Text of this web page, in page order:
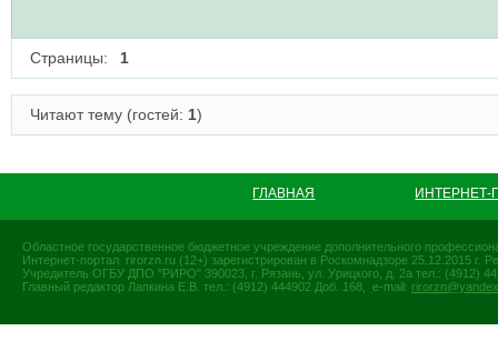
Страницы: 1
Читают тему (гостей: 1)
ГЛАВНАЯ
Областное государственное бюджетное учреждение дополнительного
Интернет-портал rirorzn.ru (12+) зарегистрирован в Роскомнадзоре 25.12.2015
Учредитель ОГБУ ДПО "РИРО" 390023, г. Рязань, ул. Урицкого, д. 2а тел.: (4912)
Главный редактор Лапкина Е.В. тел.: (4912) 444902 Доб. 168, e-mail: